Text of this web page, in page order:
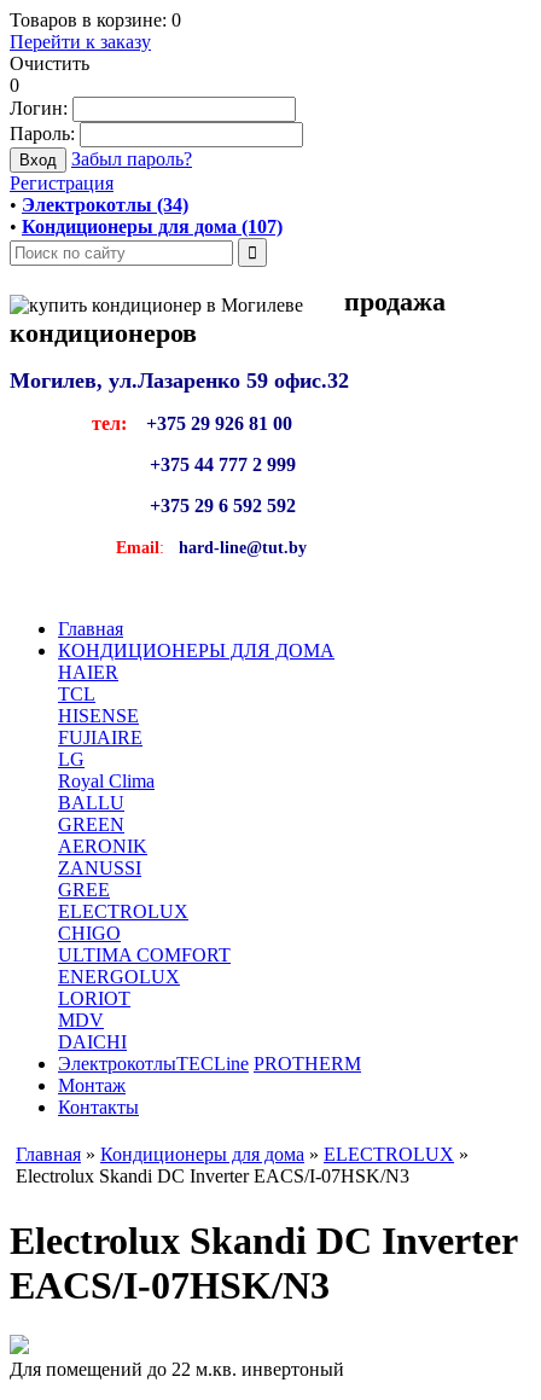
Товаров в корзине: 0
Перейти к заказу
Очистить
0
Логин:
Пароль:
Забыл пароль?
Регистрация
• Электрокотлы (34)
• Кондиционеры для дома (107)
продажа
кондиционеров
Могилев, ул.Лазаренко 59 офис.32
тел: +375 29 926 81 00
+375 44 777 2 999
+375 29 6 592 592
Email: hard-line@tut.by
Главная
КОНДИЦИОНЕРЫ ДЛЯ ДОМА
HAIER
TCL
HISENSE
FUJIAIRE
LG
Royal Clima
BALLU
GREEN
AERONIK
ZANUSSI
GREE
ELECTROLUX
CHIGO
ULTIMA COMFORT
ENERGOLUX
LORIOT
MDV
DAICHI
ЭлектрокотлыTECLine PROTHERM
Монтаж
Контакты
Главная » Кондиционеры для дома » ELECTROLUX »
Electrolux Skandi DC Inverter EACS/I-07HSK/N3
Electrolux Skandi DC Inverter
EACS/I-07HSK/N3
Для помещений до 22 м.кв. инвертоный